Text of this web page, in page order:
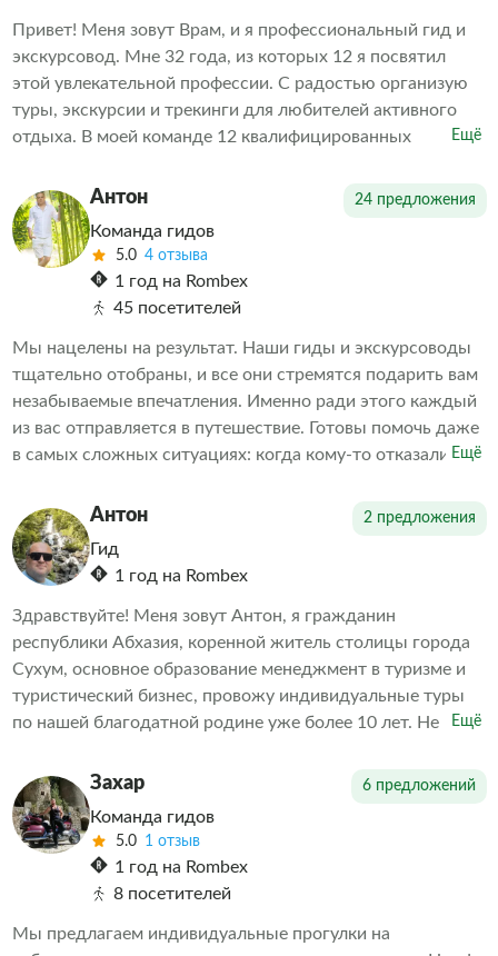
Привет! Меня зовут Врам, и я профессиональный гид и
экскурсовод. Мне 32 года, из которых 12 я посвятил
этой увлекательной профессии. С радостью организую
туры, экскурсии и трекинги для любителей активного
отдыха. В моей команде 12 квалифицированных
профессионал своего дела. Буду рад видеть вас среди
своих клиентов!
Ещё
Антон 24 предложения
Команда гидов
5.0 4 отзыва
1 год на Rombex
45 посетителей
Мы нацелены на результат. Наши гиды и экскурсоводы
тщательно отобраны, и все они стремятся подарить вам
незабываемые впечатления. Именно ради этого каждый
из вас отправляется в путешествие. Готовы помочь даже
в самых сложных ситуациях: когда кому-то отказали в
впечатления от проведенных экскурсий другими
организаторами. Делаем всё возможное, чтобы наши
клиенты остались довольны. А дальше выбор за вами
Ещё
Антон 2 предложения
Гид
1 год на Rombex
Здравствуйте! Меня зовут Антон, я гражданин
республики Абхазия, коренной житель столицы города
Сухум, основное образование менеджмент в туризме и
туристический бизнес, провожу индивидуальные туры
по нашей благодатной родине уже более 10 лет. Не
страной, с культурой, бытом и историей титульной нации
и многонационального народа Абхазии. На этой
экскурсии будут учитаны все Ваши пожелания и
выполнены по мере возможности, точное время выезда,
маршрут и все нюансы места встречи оговариваются и
Страну Души!!!
Ещё
Захар 6 предложений
Команда гидов
5.0 1 отзыв
1 год на Rombex
8 посетителей
Мы предлагаем индивидуальные прогулки на